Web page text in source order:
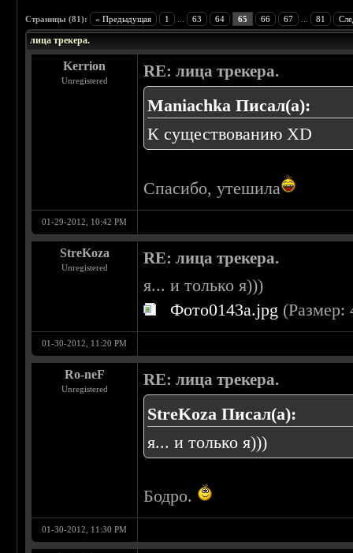
Страницы (81): « Предыдущая 1 63 64 65 66 67 81
лица трекера.
Kerrion
Unregistered
RE: лица трекера.
Maniachka Писал(а):
К существованию XD
Спасибо, утешила
01-29-2012, 10:42 PM
StreKoza
Unregistered
RE: лица трекера.
я... и только я)))
Фото0143a.jpg (Размер:
01-30-2012, 11:20 PM
Ro-neF
Unregistered
RE: лица трекера.
StreKoza Писал(а):
я... и только я)))
Бодро.
01-30-2012, 11:30 PM